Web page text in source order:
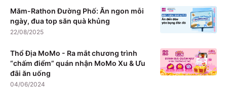
Măm-Rathon Đường Phố: Ăn ngon mỗi
ngày, đua top săn quà khủng
22/08/2025
Thổ Địa MoMo - Ra mắt chương trình
“chấm điểm” quán nhận MoMo Xu & Ưu
đãi ăn uống
04/06/2024